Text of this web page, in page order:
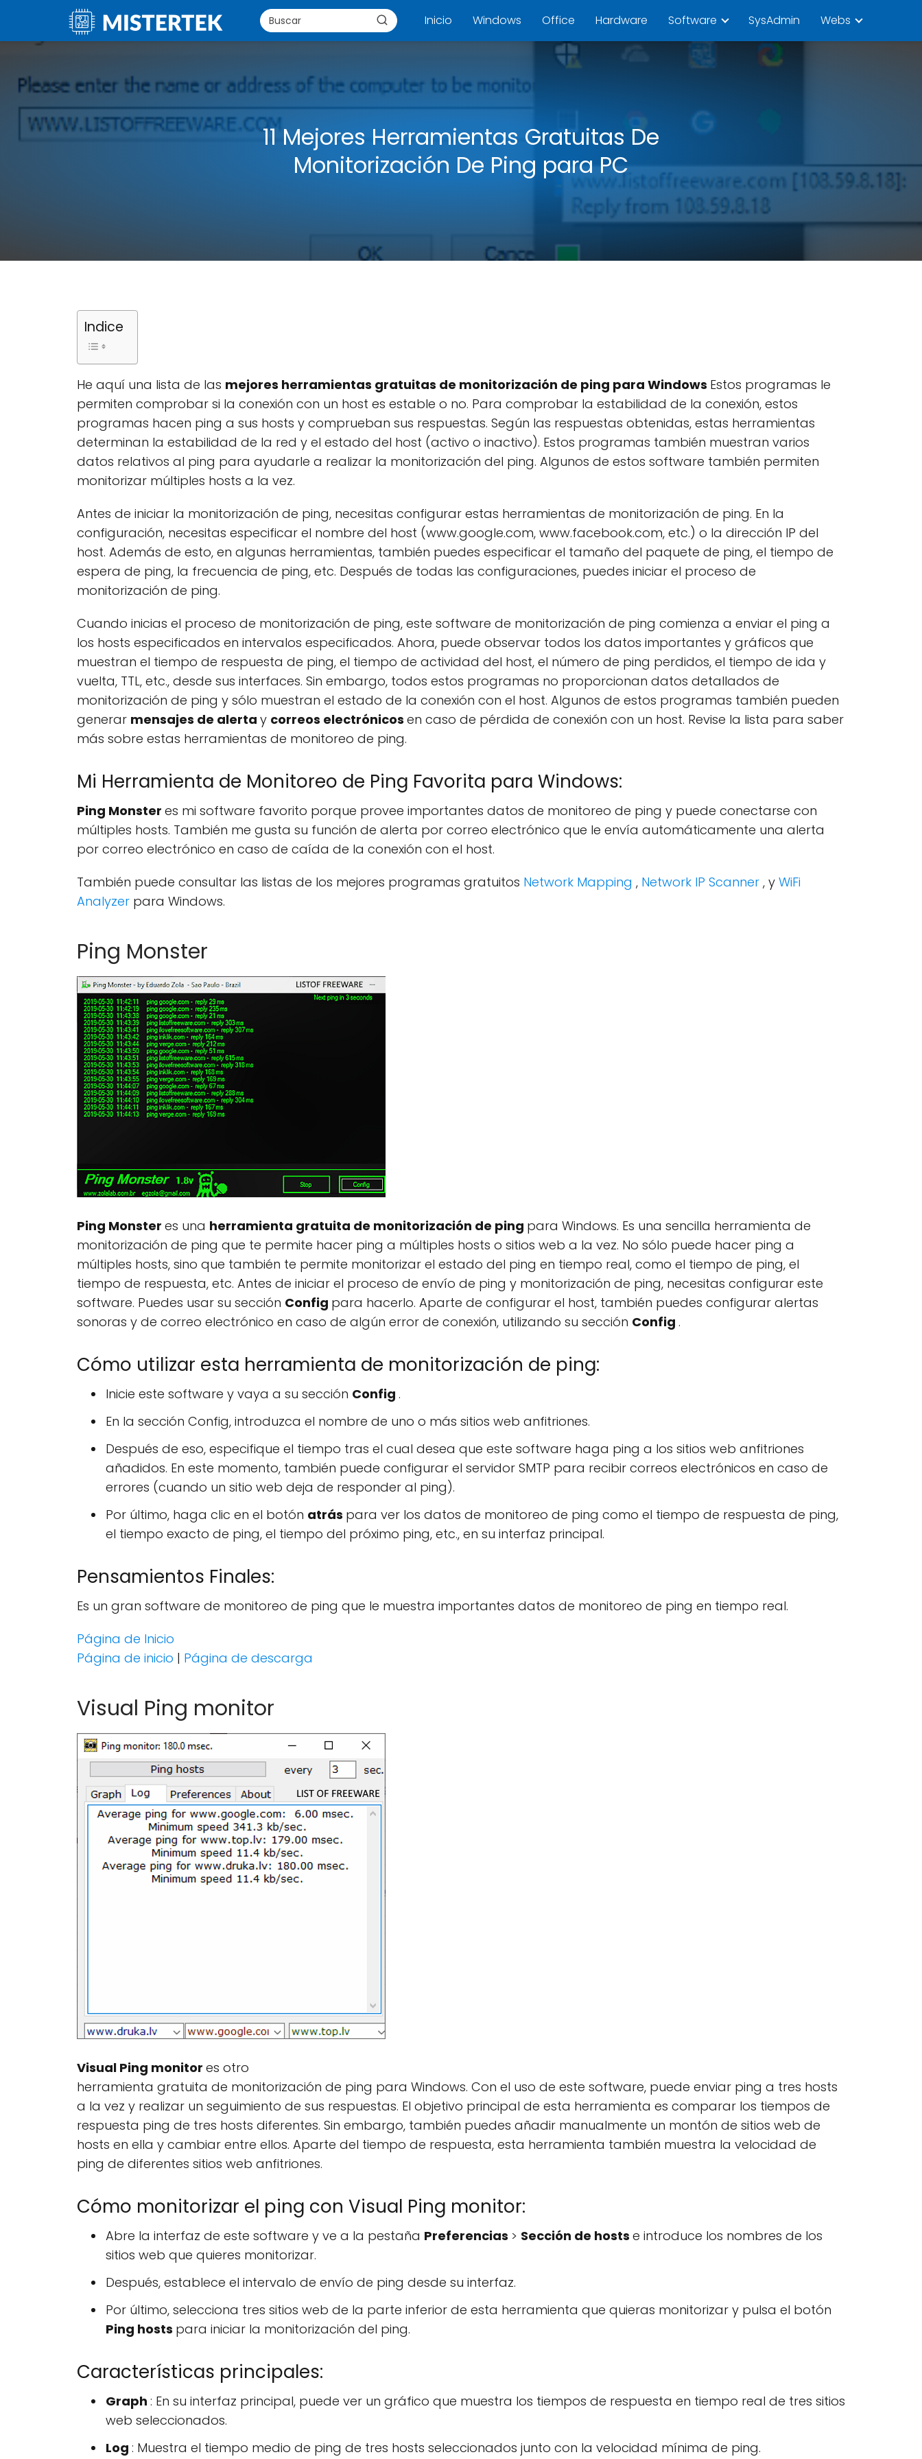
Inicio Windows Office Hardware Software SysAdmin Webs
11 Mejores Herramientas Gratuitas De
Monitorización De Ping para PC
Indice
He aquí una lista de las mejores herramientas gratuitas de monitorización de ping para Windows Estos programas le
permiten comprobar si la conexión con un host es estable o no. Para comprobar la estabilidad de la conexión, estos
programas hacen ping a sus hosts y comprueban sus respuestas. Según las respuestas obtenidas, estas herramientas
determinan la estabilidad de la red y el estado del host (activo o inactivo). Estos programas también muestran varios
datos relativos al ping para ayudarle a realizar la monitorización del ping. Algunos de estos software también permiten
monitorizar múltiples hosts a la vez.
Antes de iniciar la monitorización de ping, necesitas configurar estas herramientas de monitorización de ping. En la
configuración, necesitas especificar el nombre del host (www.google.com, www.facebook.com, etc.) o la dirección IP del
host. Además de esto, en algunas herramientas, también puedes especificar el tamaño del paquete de ping, el tiempo de
espera de ping, la frecuencia de ping, etc. Después de todas las configuraciones, puedes iniciar el proceso de
monitorización de ping.
Cuando inicias el proceso de monitorización de ping, este software de monitorización de ping comienza a enviar el ping a
los hosts especificados en intervalos especificados. Ahora, puede observar todos los datos importantes y gráficos que
muestran el tiempo de respuesta de ping, el tiempo de actividad del host, el número de ping perdidos, el tiempo de ida y
vuelta, TTL, etc., desde sus interfaces. Sin embargo, todos estos programas no proporcionan datos detallados de
monitorización de ping y sólo muestran el estado de la conexión con el host. Algunos de estos programas también pueden
generar mensajes de alerta y correos electrónicos en caso de pérdida de conexión con un host. Revise la lista para saber
más sobre estas herramientas de monitoreo de ping.
Mi Herramienta de Monitoreo de Ping Favorita para Windows:
Ping Monster es mi software favorito porque provee importantes datos de monitoreo de ping y puede conectarse con
múltiples hosts. También me gusta su función de alerta por correo electrónico que le envía automáticamente una alerta
por correo electrónico en caso de caída de la conexión con el host.
También puede consultar las listas de los mejores programas gratuitos Network Mapping , Network IP Scanner , y WiFi
Analyzer para Windows.
Ping Monster
Ping Monster es una herramienta gratuita de monitorización de ping para Windows. Es una sencilla herramienta de
monitorización de ping que te permite hacer ping a múltiples hosts o sitios web a la vez. No sólo puede hacer ping a
múltiples hosts, sino que también te permite monitorizar el estado del ping en tiempo real, como el tiempo de ping, el
tiempo de respuesta, etc. Antes de iniciar el proceso de envío de ping y monitorización de ping, necesitas configurar este
software. Puedes usar su sección Config para hacerlo. Aparte de configurar el host, también puedes configurar alertas
sonoras y de correo electrónico en caso de algún error de conexión, utilizando su sección Config .
Cómo utilizar esta herramienta de monitorización de ping:
Inicie este software y vaya a su sección Config .
En la sección Config, introduzca el nombre de uno o más sitios web anfitriones.
Después de eso, especifique el tiempo tras el cual desea que este software haga ping a los sitios web anfitriones
añadidos. En este momento, también puede configurar el servidor SMTP para recibir correos electrónicos en caso de
errores (cuando un sitio web deja de responder al ping).
Por último, haga clic en el botón atrás para ver los datos de monitoreo de ping como el tiempo de respuesta de ping,
el tiempo exacto de ping, el tiempo del próximo ping, etc., en su interfaz principal.
Pensamientos Finales:
Es un gran software de monitoreo de ping que le muestra importantes datos de monitoreo de ping en tiempo real.
Página de Inicio
Página de inicio | Página de descarga
Visual Ping monitor
Visual Ping monitor es otro
herramienta gratuita de monitorización de ping para Windows. Con el uso de este software, puede enviar ping a tres hosts
a la vez y realizar un seguimiento de sus respuestas. El objetivo principal de esta herramienta es comparar los tiempos de
respuesta ping de tres hosts diferentes. Sin embargo, también puedes añadir manualmente un montón de sitios web de
hosts en ella y cambiar entre ellos. Aparte del tiempo de respuesta, esta herramienta también muestra la velocidad de
ping de diferentes sitios web anfitriones.
Cómo monitorizar el ping con Visual Ping monitor:
Abre la interfaz de este software y ve a la pestaña Preferencias > Sección de hosts e introduce los nombres de los
sitios web que quieres monitorizar.
Después, establece el intervalo de envío de ping desde su interfaz.
Por último, selecciona tres sitios web de la parte inferior de esta herramienta que quieras monitorizar y pulsa el botón
Ping hosts para iniciar la monitorización del ping.
Características principales:
Graph : En su interfaz principal, puede ver un gráfico que muestra los tiempos de respuesta en tiempo real de tres sitios
web seleccionados.
Log : Muestra el tiempo medio de ping de tres hosts seleccionados junto con la velocidad mínima de ping.